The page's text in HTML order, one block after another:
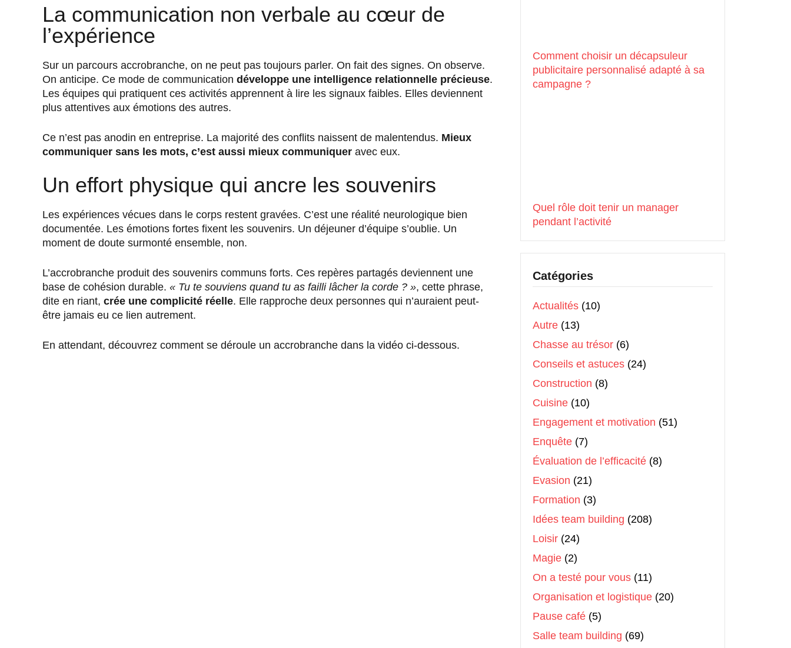
La communication non verbale au cœur de
l’expérience
Sur un parcours accrobranche, on ne peut pas toujours parler. On fait des signes. On observe.
On anticipe. Ce mode de communication développe une intelligence relationnelle précieuse.
Les équipes qui pratiquent ces activités apprennent à lire les signaux faibles. Elles deviennent
plus attentives aux émotions des autres.
Ce n’est pas anodin en entreprise. La majorité des conflits naissent de malentendus. Mieux
communiquer sans les mots, c’est aussi mieux communiquer avec eux.
Un effort physique qui ancre les souvenirs
Les expériences vécues dans le corps restent gravées. C’est une réalité neurologique bien
documentée. Les émotions fortes fixent les souvenirs. Un déjeuner d’équipe s’oublie. Un
moment de doute surmonté ensemble, non.
L’accrobranche produit des souvenirs communs forts. Ces repères partagés deviennent une
base de cohésion durable. « Tu te souviens quand tu as failli lâcher la corde ? », cette phrase,
dite en riant, crée une complicité réelle. Elle rapproche deux personnes qui n’auraient peut-
être jamais eu ce lien autrement.
En attendant, découvrez comment se déroule un accrobranche dans la vidéo ci-dessous.
Comment choisir un décapsuleur
publicitaire personnalisé adapté à sa
campagne ?
Quel rôle doit tenir un manager
pendant l’activité
Catégories
Actualités (10)
Autre (13)
Chasse au trésor (6)
Conseils et astuces (24)
Construction (8)
Cuisine (10)
Engagement et motivation (51)
Enquête (7)
Évaluation de l’efficacité (8)
Evasion (21)
Formation (3)
Idées team building (208)
Loisir (24)
Magie (2)
On a testé pour vous (11)
Organisation et logistique (20)
Pause café (5)
Salle team building (69)